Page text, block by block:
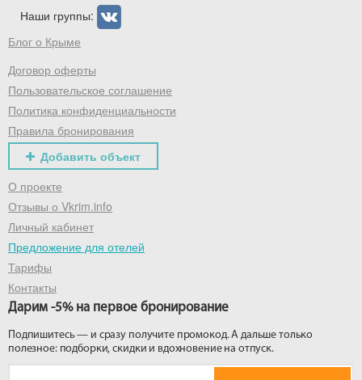
Наши группы:
Блог о Крыме
Договор оферты
Пользовательское соглашение
Политика конфиденциальности
Правила бронирования
Добавить объект
О проекте
Отзывы о Vkrim.info
Личный кабинет
Предложение для отелей
Тарифы
Контакты
Дарим -5% на первое бронирование
Подпишитесь — и сразу получите промокод. А дальше только
полезное: подборки, скидки и вдохновение на отпуск.